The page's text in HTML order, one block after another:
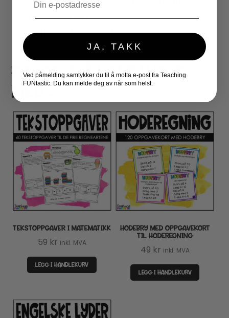
forståelse, men også
samarbeidsferdigheter.
PERFEKT Å KOMBINERE
MED..
TEKSTOPPGAVER I MATEMATIKK
59 kr inkl. MVA
LEGG I HANDLEKURV
HODEBRY MED OPPGAVEKORT
TIL HODEREGNING
49 kr inkl. MVA
LEGG I HANDLEKURV
JA, TAKK
Ved påmelding samtykker du til å motta e-post fra Teaching
FUNtastic. Du kan melde deg av når som helst.